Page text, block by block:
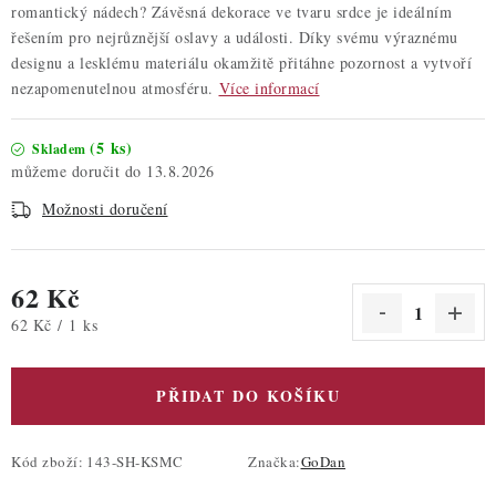
romantický nádech? Závěsná dekorace ve tvaru srdce je ideálním
řešením pro nejrůznější oslavy a události. Díky svému výraznému
designu a lesklému materiálu okamžitě přitáhne pozornost a vytvoří
nezapomenutelnou atmosféru. Více informací
Skladem (5 ks)
13.8.2026
Možnosti doručení
62 Kč
Měrná cena:
62 Kč / 1 ks
PŘIDAT DO KOŠÍKU
Kód zboží: 143-SH-KSMC Značka:GoDan